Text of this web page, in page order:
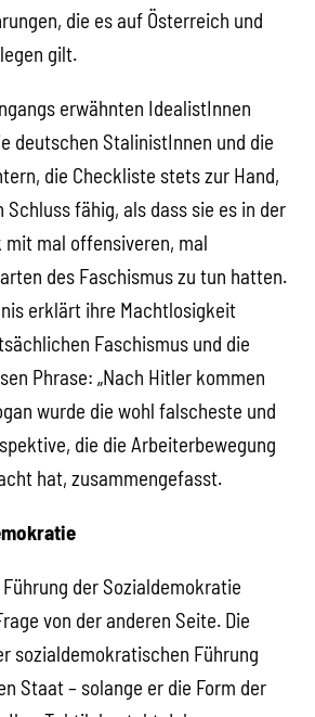
die es auf Österreich und
gilt.
erwähnten IdealistInnen
deutschen StalinistInnen und die
die Checkliste stets zur Hand,
Schluss fähig, als dass sie es in der
mit mal offensiveren, mal
des Faschismus zu tun hatten.
erklärt ihre Machtlosigkeit
Faschismus und die
Phrase: „Nach Hitler kommen
wurde die wohl falscheste und
die die Arbeiterbewegung
hat, zusammengefasst.
der Sozialdemokratie
von der anderen Seite. Die
sozialdemokratischen Führung
Staat – solange er die Form der